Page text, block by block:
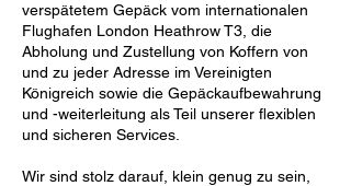
verspätetem Gepäck vom internationalen
Flughafen London Heathrow T3, die
Abholung und Zustellung von Koffern von
und zu jeder Adresse im Vereinigten
Königreich sowie die Gepäckaufbewahrung
und -weiterleitung als Teil unserer flexiblen
und sicheren Services.
Wir sind stolz darauf, klein genug zu sein,